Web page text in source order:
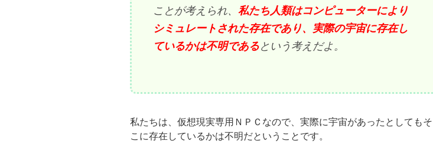
ことが考えられ、 私たち人類はコンピューターにより
シミュレートされた存在であり、実際の宇宙に存在し
ているかは不明であるという考えだよ。
私たちは、仮想現実専用ＮＰＣなので、実際に宇宙があったとしてもそ
こに存在しているかは不明だということです。